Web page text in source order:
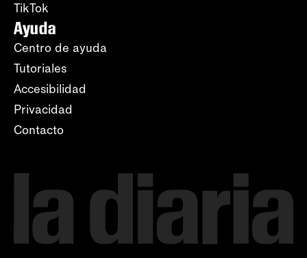
TikTok
Ayuda
Centro de ayuda
Tutoriales
Accesibilidad
Privacidad
Contacto